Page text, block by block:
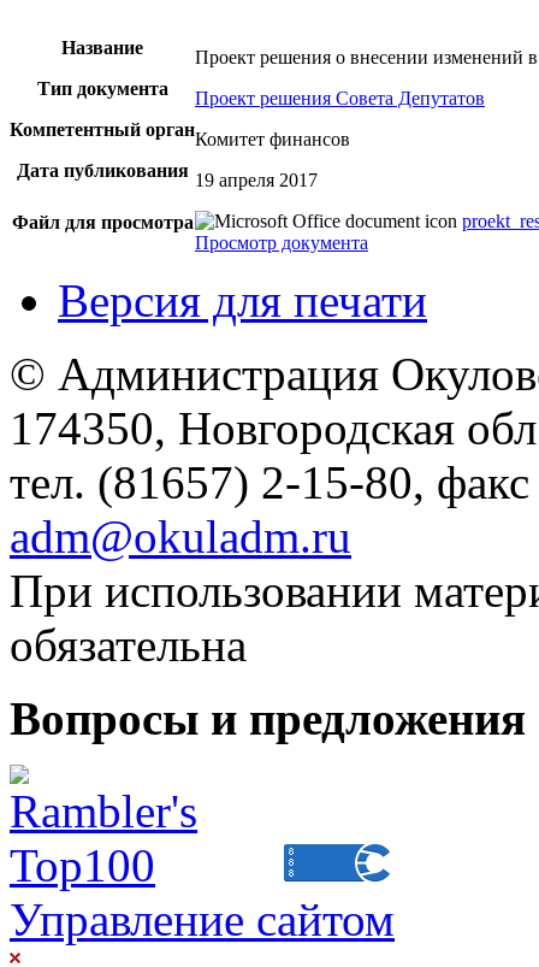
Название
Проект решения о внесении изменений
Тип документа
Проект решения Совета Депутатов
Компетентный органКомитет финансов
Дата публикования 19 апреля 2017
Файл для просмотра
Просмотр документа
Версия для печати
© Администрация
174350, Новгородская
тел. (81657) 2-15-80,
adm@okuladm.ru
При использовании
обязательна
Вопросы и
Управление сайтом